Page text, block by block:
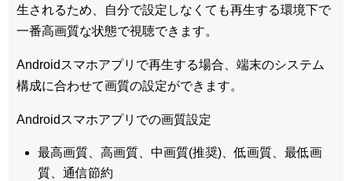
生されるため、
自分で設定しなくても再生する環境下で
一番高画質な状態で視聴できます。
Androidスマホアプリで再生する場合、端末のシステム
構成に合わせて画質の設定ができます。
Androidスマホアプリでの画質設定
最高画質、高画質、中画質(推奨)、低画質、最低画
質、通信節約